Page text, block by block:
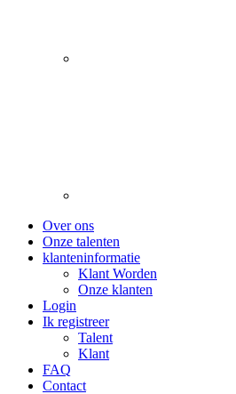
Over ons
Onze talenten
klanteninformatie
Klant Worden
Onze klanten
Login
Ik registreer
Talent
Klant
FAQ
Contact